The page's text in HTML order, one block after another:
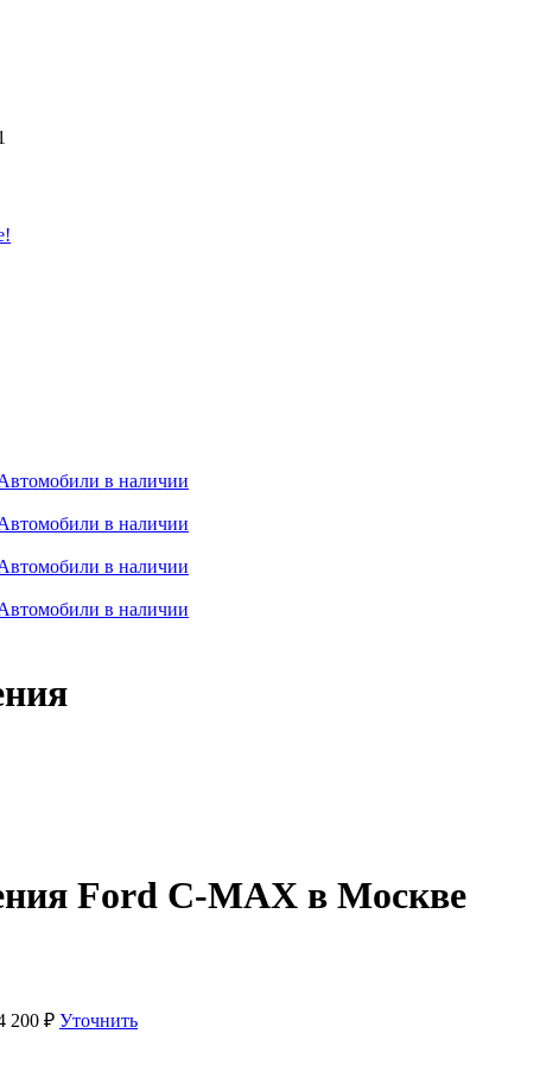
в наличии
в наличии
в наличии
в наличии
Ford C-MAX в Москве
200 ₽ Уточнить